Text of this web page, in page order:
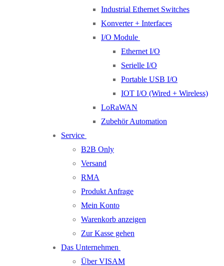
Industrial Ethernet Switches
Konverter + Interfaces
I/O Module
Ethernet I/O
Serielle I/O
Portable USB I/O
IOT I/O (Wired + Wireless)
LoRaWAN
Zubehör Automation
Service
B2B Only
Versand
RMA
Produkt Anfrage
Mein Konto
Warenkorb anzeigen
Zur Kasse gehen
Das Unternehmen
Über VISAM